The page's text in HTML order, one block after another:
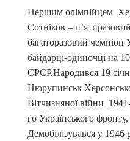
Першим олімпійцем
Сотніков –
багаторазовий чемпіон
байдарці-одиночці на
СРСР.Народився 19
Цюрупинськ
Вітчизняної війни
го Українського
Демобілізувався у